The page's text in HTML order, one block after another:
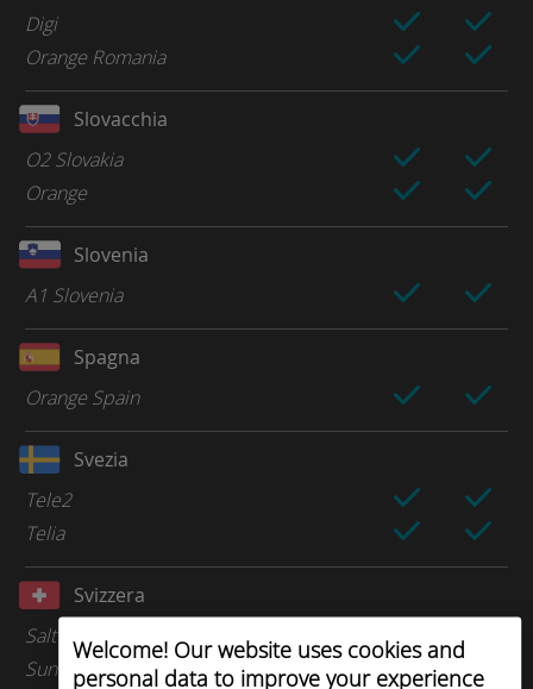
Welcome! Our website uses cookies and
personal data to improve your experience
Digi
Orange Romania
Slovacchia
O2 Slovakia
Orange
Slovenia
A1 Slovenia
Spagna
Orange Spain
Svezia
Tele2
Telia
Svizzera
Salt
Sunrise